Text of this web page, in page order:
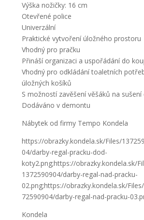
Výška nožičky: 16 cm
Otevřené police
Univerzální
Praktické vytvoření úložného prostoru
Vhodný pro pračku
Přináší organizaci a uspořádání do
Vhodný pro odkládání toaletních
úložných košíků
S možností zavěšení věšáků na sušení
Dodáváno v demontu
Nábytek od firmy Tempo Kondela
https://obrazky.kondela.sk/Files/
04/darby-regal-pracku-dod-
koty2.png;https://obrazky.kondela.sk/
1372590904/darby-regal-nad-pracku-
02.png;https://obrazky.kondela.sk/
72590904/darby-regal-nad-pracku-
Kondela